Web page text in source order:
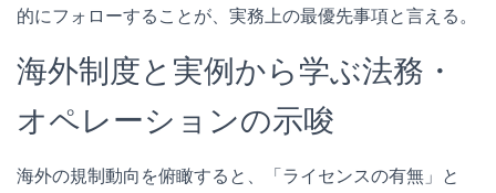
的にフォローすることが、実務上の最優先事項と言える。
海外制度と実例から学ぶ法務・
オペレーションの示唆
海外の規制動向を俯瞰すると、「ライセンスの有無」と